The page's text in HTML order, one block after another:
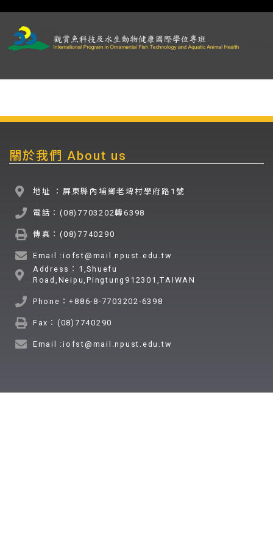
關於我們 About us
地址 ：屏東縣內埔鄉老埤村學府路1號
電話：(08)7703202轉6398
傳真：(08)7740290
Email :iofst@mail.npust.edu.tw
Address：1,Shuefu
Road,Neipu,Pingtung912301,TAIWAN
Phone：+886-8-7703202-6398
Fax：(08)7740290
Email :iofst@mail.npust.edu.tw